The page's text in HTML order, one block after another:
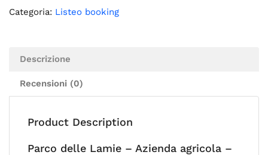
Categoria: Listeo booking
Descrizione
Recensioni (0)
Product Description
Parco delle Lamie – Azienda agricola –